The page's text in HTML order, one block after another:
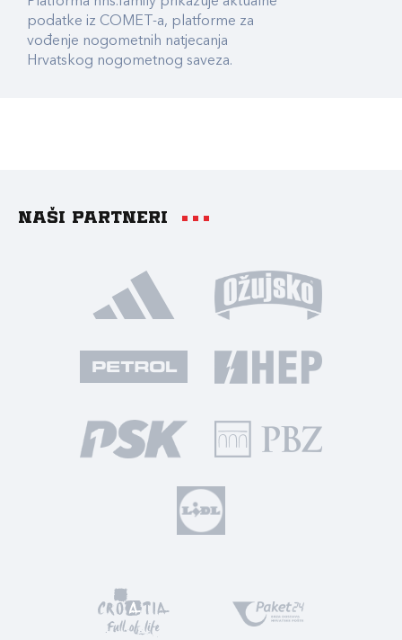
podatke iz COMET-a, platforme za
vođenje nogometnih natjecanja
Hrvatskog nogometnog saveza.
Naši partneri